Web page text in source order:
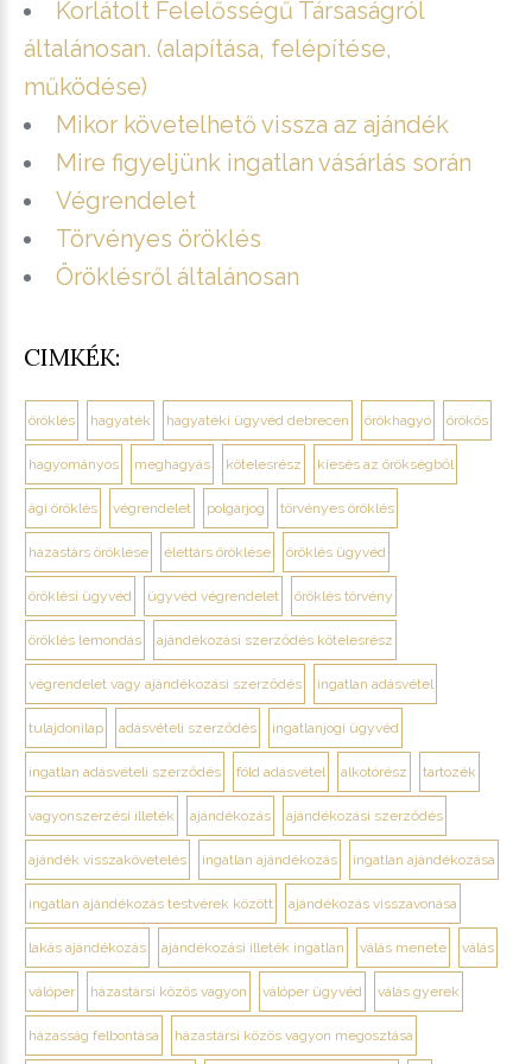
Korlátolt Felelősségű Társaságról
általánosan. (alapítása, felépítése,
működése)
Mikor követelhető vissza az ajándék
Mire figyeljünk ingatlan vásárlás során
Végrendelet
Törvényes öröklés
Öröklésről általánosan
CIMKÉK:
öröklés hagyaték hagyatéki ügyvéd debrecen örökhagyó örökös
hagyományos meghagyás kötelesrész kiesés az örökségből
ági öröklés végrendelet polgárjog törvényes öröklés
házastárs öröklése élettárs öröklése öröklés ügyvéd
öröklési ügyvéd ügyvéd végrendelet öröklés törvény
öröklés lemondás ajándékozási szerződés kötelesrész
végrendelet vagy ajándékozási szerződés ingatlan adásvétel
tulajdonilap adásvételi szerződés ingatlanjogi ügyvéd
ingatlan adásvételi szerződés föld adásvétel alkotórész tartozék
vagyonszerzési illeték ajándékozás ajándékozási szerződés
ajándék visszakövetelés ingatlan ajándékozás ingatlan ajándékozása
ingatlan ajándékozás testvérek között ajándékozás visszavonása
lakás ajándékozás ajándékozási illeték ingatlan válás menete válás
válóper házastársi közös vagyon válóper ügyvéd válás gyerek
házasság felbontása házastársi közös vagyon megosztása